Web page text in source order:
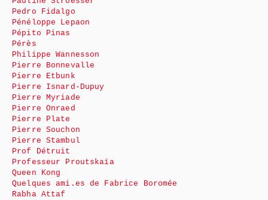
Pedro Fidalgo
Pénéloppe Lepaon
Pépito Pinas
Pérès
Philippe Wannesson
Pierre Bonnevalle
Pierre Etbunk
Pierre Isnard-Dupuy
Pierre Myriade
Pierre Onraed
Pierre Plate
Pierre Souchon
Pierre Stambul
Prof Détruit
Professeur Proutskaïa
Queen Kong
Quelques ami.es de Fabrice Boromée
Rabha Attaf